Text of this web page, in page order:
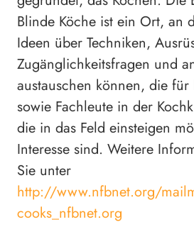
Blinde Köche ist ein Ort, an
Ideen über Techniken,
Zugänglichkeitsfragen und
austauschen können, die
sowie Fachleute in der
die in das Feld einsteigen
Interesse sind. Weitere
Sie unter
http://www.nfbnet.org/
cooks_nfbnet.org